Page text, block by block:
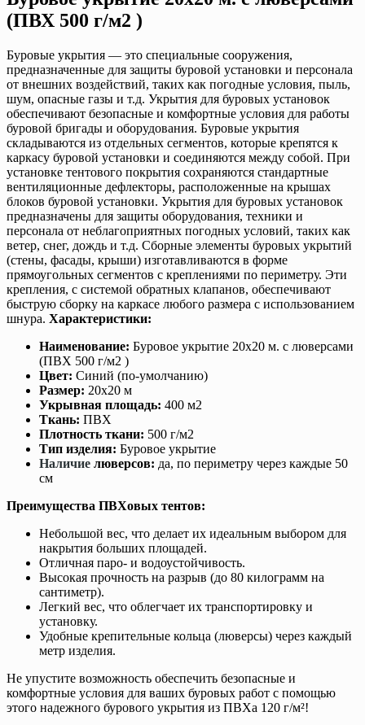
(ПВХ 500 г/м2 )
Буровые укрытия — это специальные сооружения,
предназначенные для защиты буровой установки и персонала
от внешних воздействий, таких как погодные условия, пыль,
шум, опасные газы и т.д. Укрытия для буровых установок
обеспечивают безопасные и комфортные условия для работы
буровой бригады и оборудования. Буровые укрытия
складываются из отдельных сегментов, которые крепятся к
каркасу буровой установки и соединяются между собой. При
установке тентового покрытия сохраняются стандартные
вентиляционные дефлекторы, расположенные на крышах
блоков буровой установки. Укрытия для буровых установок
предназначены для защиты оборудования, техники и
персонала от неблагоприятных погодных условий, таких как
ветер, снег, дождь и т.д. Сборные элементы буровых укрытий
(стены, фасады, крыши) изготавливаются в форме
прямоугольных сегментов с креплениями по периметру. Эти
крепления, с системой обратных клапанов, обеспечивают
быструю сборку на каркасе любого размера с использованием
шнура. Характеристики:
Наименование: Буровое укрытие 20х20 м. с люверсами
(ПВХ 500 г/м2 )
Цвет: Синий (по-умолчанию)
Размер: 20х20 м
Укрывная площадь: 400 м2
Ткань: ПВХ
Плотность ткани: 500 г/м2
Тип изделия: Буровое укрытие
Наличие люверсов: да, по периметру через каждые 50
см
Преимущества ПВХовых тентов:
Небольшой вес, что делает их идеальным выбором для
накрытия больших площадей.
Отличная паро- и водоустойчивость.
Высокая прочность на разрыв (до 80 килограмм на
сантиметр).
Легкий вес, что облегчает их транспортировку и
установку.
Удобные крепительные кольца (люверсы) через каждый
метр изделия.
Не упустите возможность обеспечить безопасные и
комфортные условия для ваших буровых работ с помощью
этого надежного бурового укрытия из ПВХа 120 г/м²!